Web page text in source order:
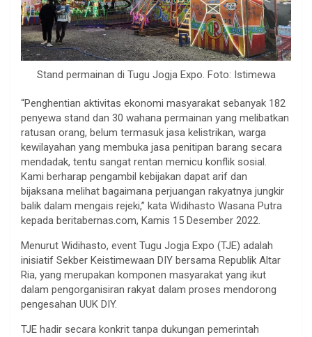
Stand permainan di Tugu Jogja Expo. Foto: Istimewa
“Penghentian aktivitas ekonomi masyarakat sebanyak 182
penyewa stand dan 30 wahana permainan yang melibatkan
ratusan orang, belum termasuk jasa kelistrikan, warga
kewilayahan yang membuka jasa penitipan barang secara
mendadak, tentu sangat rentan memicu konflik sosial.
Kami berharap pengambil kebijakan dapat arif dan
bijaksana melihat bagaimana perjuangan rakyatnya jungkir
balik dalam mengais rejeki,” kata Widihasto Wasana Putra
kepada beritabernas.com, Kamis 15 Desember 2022.
Menurut Widihasto, event Tugu Jogja Expo (TJE) adalah
inisiatif Sekber Keistimewaan DIY bersama Republik Altar
Ria, yang merupakan komponen masyarakat yang ikut
dalam pengorganisiran rakyat dalam proses mendorong
pengesahan UUK DIY.
TJE hadir secara konkrit tanpa dukungan pemerintah